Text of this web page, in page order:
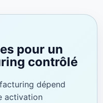
pour un
contrôlé
dépend
activation